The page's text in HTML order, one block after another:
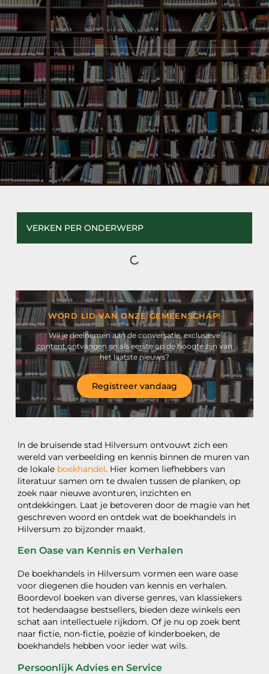
In de bruisende stad Hilversum ontvouwt zich een
wereld van verbeelding en kennis binnen de muren van
de lokale boekhandel. Hier komen liefhebbers van
literatuur samen om te dwalen tussen de planken, op
zoek naar nieuwe avonturen, inzichten en
ontdekkingen. Laat je betoveren door de magie van het
geschreven woord en ontdek wat de boekhandels in
Hilversum zo bijzonder maakt.
Een Oase van Kennis en Verhalen
De boekhandels in Hilversum vormen een ware oase
voor diegenen die houden van kennis en verhalen.
Boordevol boeken van diverse genres, van klassiekers
tot hedendaagse bestsellers, bieden deze winkels een
schat aan intellectuele rijkdom. Of je nu op zoek bent
naar fictie, non-fictie, poëzie of kinderboeken, de
boekhandels hebben voor ieder wat wils.
Persoonlijk Advies en Service
VERKEN PER ONDERWERP
WORD LID VAN ONZE GEMEENSCHAP!
Wil je deelnemen aan de conversatie, exclusieve
content ontvangen en als eerste op de hoogte zijn van
het laatste nieuws?
Registreer vandaag